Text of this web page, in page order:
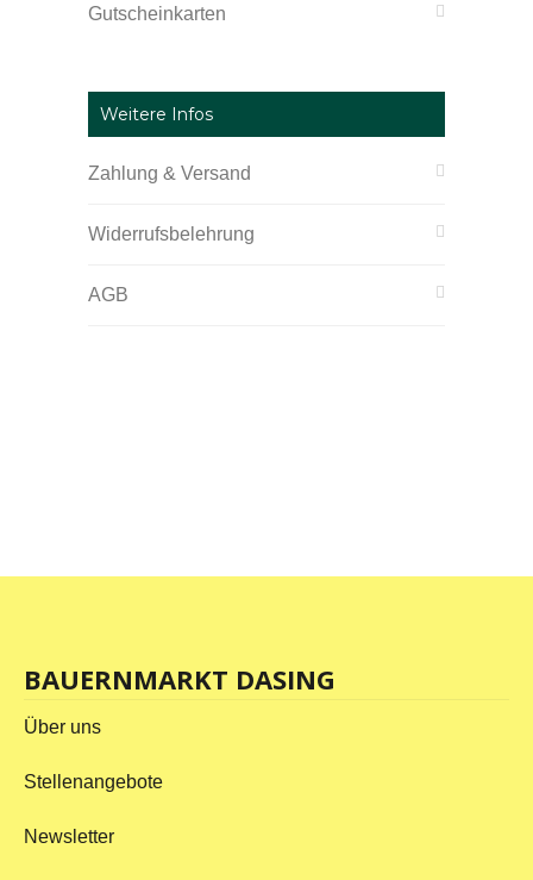
Gutscheinkarten
Weitere Infos
Zahlung & Versand
Widerrufsbelehrung
AGB
BAUERNMARKT DASING
Über uns
Stellenangebote
Newsletter